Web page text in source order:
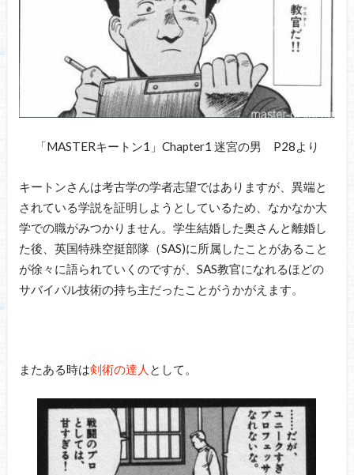
「MASTERキートン1」Chapter1 迷宮の男 P28より
キートンさんは考古学の学者志望ではありますが、異端と
されている学説を証明しようとしているため、なかなか大
学での職がみつかりません。学生結婚した奥さんと離婚し
た後、英国特殊空挺部隊（SAS)に所属したことがあること
が徐々に語られていくのですが、SAS教官になれるほどの
サバイバル技術の持ち主だったことがうかがえます。
またある時は剣術の達人 として。